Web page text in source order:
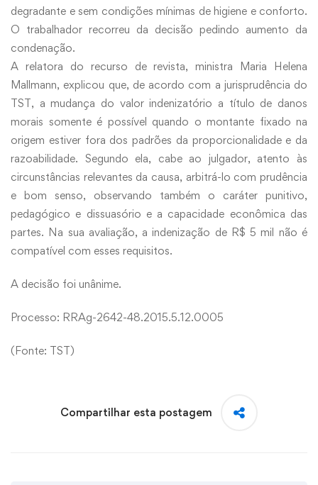
degradante e sem condições mínimas de higiene e conforto.
O trabalhador recorreu da decisão pedindo aumento da
condenação.
A relatora do recurso de revista, ministra Maria Helena
Mallmann, explicou que, de acordo com a jurisprudência do
TST, a mudança do valor indenizatório a título de danos
morais somente é possível quando o montante fixado na
origem estiver fora dos padrões da proporcionalidade e da
razoabilidade. Segundo ela, cabe ao julgador, atento às
circunstâncias relevantes da causa, arbitrá-lo com prudência
e bom senso, observando também o caráter punitivo,
pedagógico e dissuasório e a capacidade econômica das
partes. Na sua avaliação, a indenização de R$ 5 mil não é
compatível com esses requisitos.
A decisão foi unânime.
Processo: RRAg-2642-48.2015.5.12.0005
(Fonte: TST)
Compartilhar esta postagem